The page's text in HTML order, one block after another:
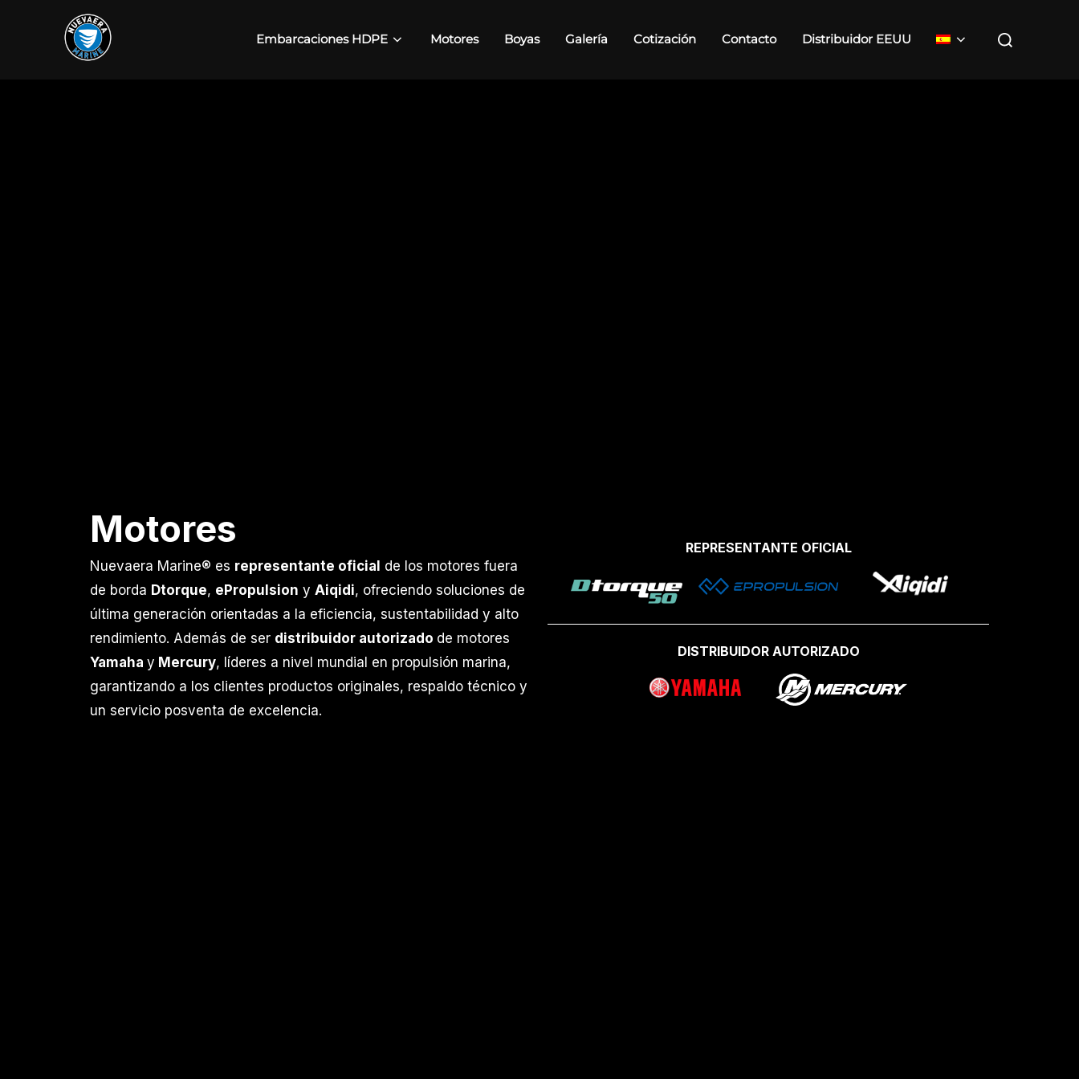
Embarcaciones HDPE Motores Boyas Galería Cotización Contacto Distribuidor EEUU
Motores
Nuevaera Marine® es representante oficial de los motores fuera
de borda Dtorque, ePropulsion y Aiqidi, ofreciendo soluciones de
última generación orientadas a la eficiencia, sustentabilidad y alto
rendimiento. Además de ser distribuidor autorizado de motores
Yamaha y Mercury, líderes a nivel mundial en propulsión marina,
garantizando a los clientes productos originales, respaldo técnico y
un servicio posventa de excelencia.
REPRESENTANTE OFICIAL
DISTRIBUIDOR AUTORIZADO